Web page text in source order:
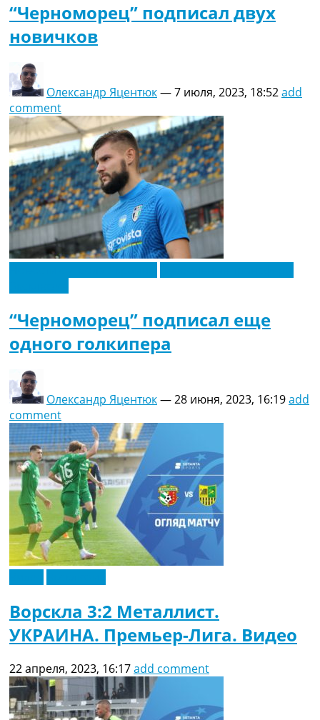
“Черноморец” подписал двух
новичков
Олександр Яцентюк—7 июля, 2023, 18:52add
comment
“Черноморец” подписал еще
одного голкипера
Олександр Яцентюк—28 июня, 2023, 16:19add
comment
Ворскла 3:2 Металлист.
УКРАИНА. Премьер-Лига. Видео
22 апреля, 2023, 16:17add comment